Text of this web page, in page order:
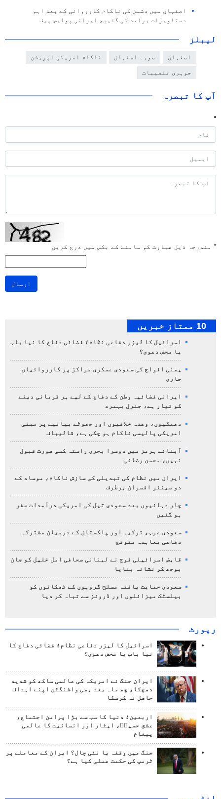
اصفہان میں دشمن کی ناکام کارروائی کے بعد اہم
دستاویزات برآمد کی گئیں، ایرانی پولیس چیف
لیبلز
اصفہان صوبہ اصفہان ناکام امریکی آپریشن
جوہری تنصیبات
آپ کا تبصرہ
* مندرجہ ذیل عبارت کو سامنے کے بکس میں درج کریں
ارسال
10 ممتاز خبریں
اسرائیل کا لیزر دفاعی نظام؛ فضائی دفاع کا نیا باب
یا محض دعوی؟
یمنی افواج کی سعودی عسکری مراکز پر کارروائیاں
جاری
ایرانی فضائیہ وطن کے دفاع کے لیے ہر قربانی دینے
کو تیار ہے، جنرل بہمرد
دھمکیوں، وعدہ خلافیوں اور جھوٹے بیانیے پر مبنی
امریکی پالیسی ناکام ہو چکی ہے، قالیباف
آبنائے ہرمز میں دوسرا بحری راستہ کسی صورت قبول
نہیں، محسن رضائی
ایران میں نظام کی تبدیلی کی سازش ناکام، موساد کے
دو سینئر افسران برطرف
چار دہائیوں بعد سعودی تیل کی امریکی درآمدات صفر
ہو گئیں
سعودی عرب، ترکیہ اور پاکستان کے درمیان مشترکہ
دفاعی معاہدہ متوقع
قابض اسرائیلی فوج نے لبنانی صحافی امل خلیل کو جان
بوجھ کر نشانہ بنایا
سعودی حمایت یافتہ مسلح گروہوں کے ٹھکانوں کو
بیلسٹک میزائلوں اور ڈرونز سے تباہ کر دیا
رپورٹ
اسرائیل کا لیزر دفاعی نظام؛ فضائی دفاع کا
نیا باب یا محض دعوی؟
ایران جنگ نے امریکہ کی عالمی ساکھ کو شدید
دھچکا، چھ ماہ بعد بھی واشنگٹن اپنے اہداف
حاصل نہ کرسکا
اربعین؛ دنیا کا سب سے بڑا پرامن اجتماع،
عشق حسینؑ، ایثار اور انسانیت کا عالمی
پیغام
جنگ میں وقفہ یا نئی چال؟ ایران کے معاملے پر
ٹرمپ کی حکمت عملی کیا ہے؟